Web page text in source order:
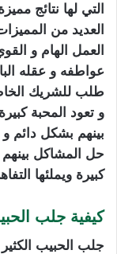
التي لها نتائج
العديد من
العمل الهام و
عواطفه و عقله
طلب للشريك
و تعود المحبة
بينهم بشكل دائم
حل المشاكل بينهم
كبيرة ويملئها
كيفية جلب
جلب الحبيب